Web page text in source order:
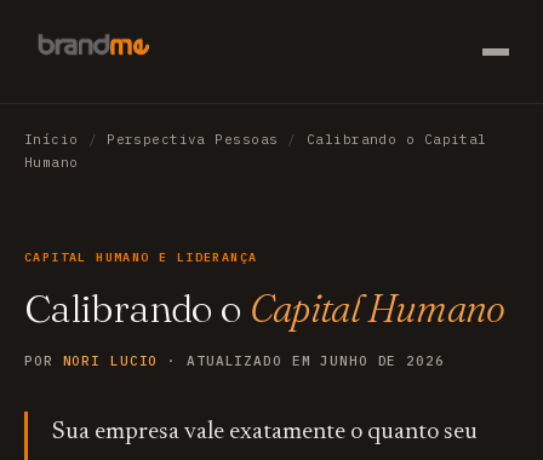
Início / Perspectiva Pessoas /
Calibrando o Capital
Humano
CAPITAL HUMANO E LIDERANÇA
Calibrando o Capital Humano
POR NORI LUCIO · ATUALIZADO EM JUNHO DE 2026
Sua empresa vale exatamente o quanto seu